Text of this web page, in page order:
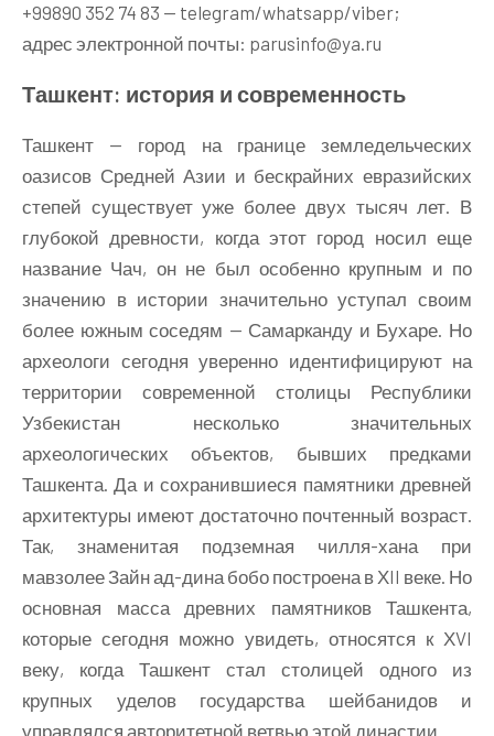
+99890 352 74 83 — telegram/whatsapp/viber;
адрес электронной почты: parusinfo@ya.ru
Ташкент: история и современность
Ташкент — город на границе земледельческих
оазисов Средней Азии и бескрайних евразийских
степей существует уже более двух тысяч лет. В
глубокой древности, когда этот город носил еще
название Чач, он не был особенно крупным и по
значению в истории значительно уступал своим
более южным соседям — Самарканду и Бухаре. Но
археологи сегодня уверенно идентифицируют на
территории современной столицы Республики
Узбекистан несколько значительных
археологических объектов, бывших предками
Ташкента. Да и сохранившиеся памятники древней
архитектуры имеют достаточно почтенный возраст.
Так, знаменитая подземная чилля-хана при
мавзолее Зайн ад-дина бобо построена в ХII веке. Но
основная масса древних памятников Ташкента,
которые сегодня можно увидеть, относятся к ХVI
веку, когда Ташкент стал столицей одного из
крупных уделов государства шейбанидов и
управлялся авторитетной ветвью этой династии.